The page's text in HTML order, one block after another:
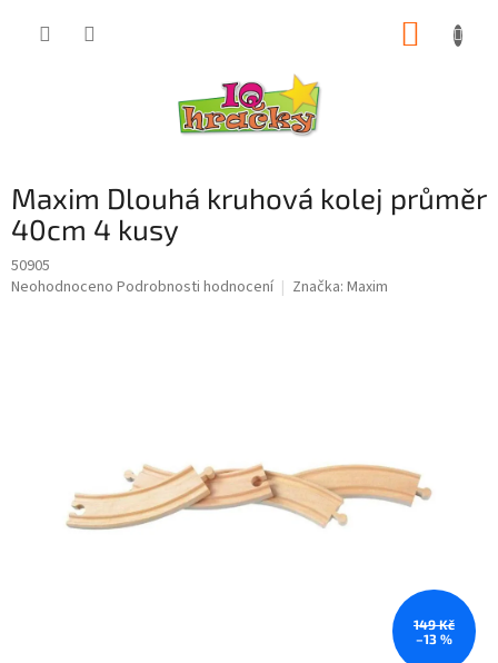
Maxim Dlouhá kruhová kolej průměr
40cm 4 kusy
50905
Průměrné
Neohodnoceno Podrobnosti hodnocení Značka: Maxim
149 Kč
–13 %